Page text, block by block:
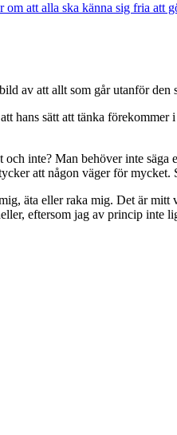
att alla ska känna sig fria att
av att allt som går utanför den
hans sätt att tänka
inte? Man behöver inte
att någon väger för mycket.
äta eller raka mig. Det är
eftersom jag av princip inte